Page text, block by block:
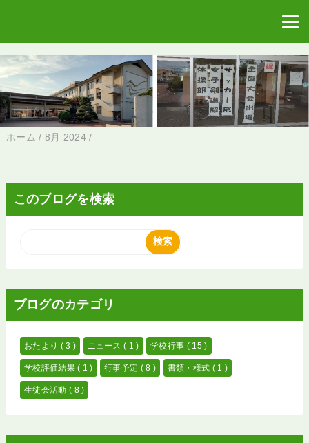
ホーム / 8月 2024 /
このブログを検索
ブログのカテゴリ
おたより ( 3 ) ニュース( 1 ) 学校行事 ( 15 )
学校評価結果( 1 ) 行事予定 ( 8 ) 書類・様式 ( 1 )
生徒会活動 ( 8 )